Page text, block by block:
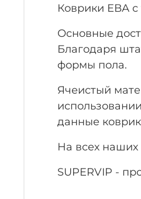
Коврики ЕВА с
Основные
Благодаря
формы пола.
Ячеистый
данные
На всех наших
SUPERVIP -